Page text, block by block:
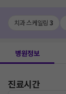
치과 스케일링 3
병원정보
진료시간